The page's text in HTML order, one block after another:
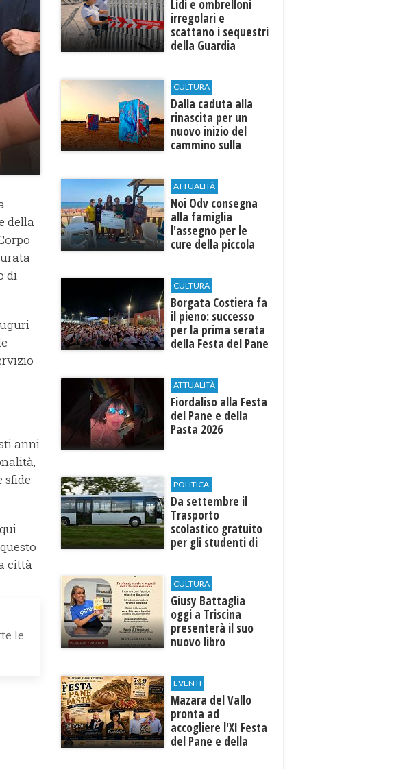
della
di
anni
sfide
città
le
Lidi e ombrelloni
irregolari e
scattano i sequestri
della Guardia
CULTURA
Dalla caduta alla
rinascita per un
nuovo inizio del
cammino sulla
ATTUALITÀ
Noi Odv consegna
alla famiglia
l'assegno per le
cure della piccola
CULTURA
​Borgata Costiera fa
il pieno: successo
per la prima serata
della Festa del Pane
ATTUALITÀ
Fiordaliso alla Festa
del Pane e della
Pasta 2026
POLITICA
Da settembre il
Trasporto
scolastico gratuito
per gli studenti di
CULTURA
Giusy Battaglia
oggi a Triscina
presenterà il suo
nuovo libro
EVENTI
Mazara del Vallo
pronta ad
accogliere l'XI Festa
del Pane e della